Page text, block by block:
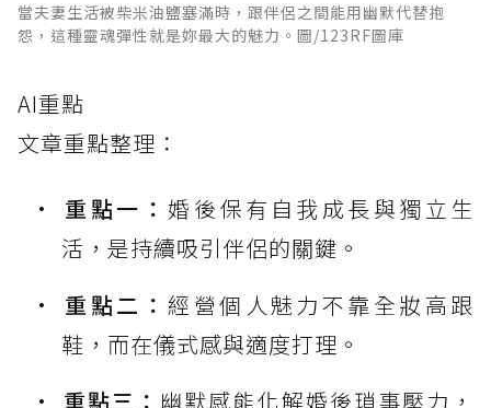
當夫妻生活被柴米油鹽塞滿時，跟伴侶之間能用幽默代替抱
怨，這種靈魂彈性就是妳最大的魅力。圖/123RF圖庫
AI重點
文章重點整理：
重點一：婚後保有自我成長與獨立生
活，是持續吸引伴侶的關鍵。
重點二：經營個人魅力不靠全妝高跟
鞋，而在儀式感與適度打理。
重點三： 幽默感能化解婚後瑣事壓力，